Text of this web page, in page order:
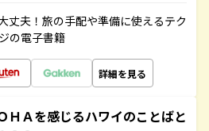
丈夫！旅の手配や準備に使えるテク
の電子書籍
詳細を見る
ＨＡを感じるハワイのことばと